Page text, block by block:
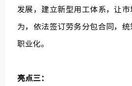
发展，建立新型用工体系，让
为，依法签订劳务分包合同，统
职业化。
亮点三：